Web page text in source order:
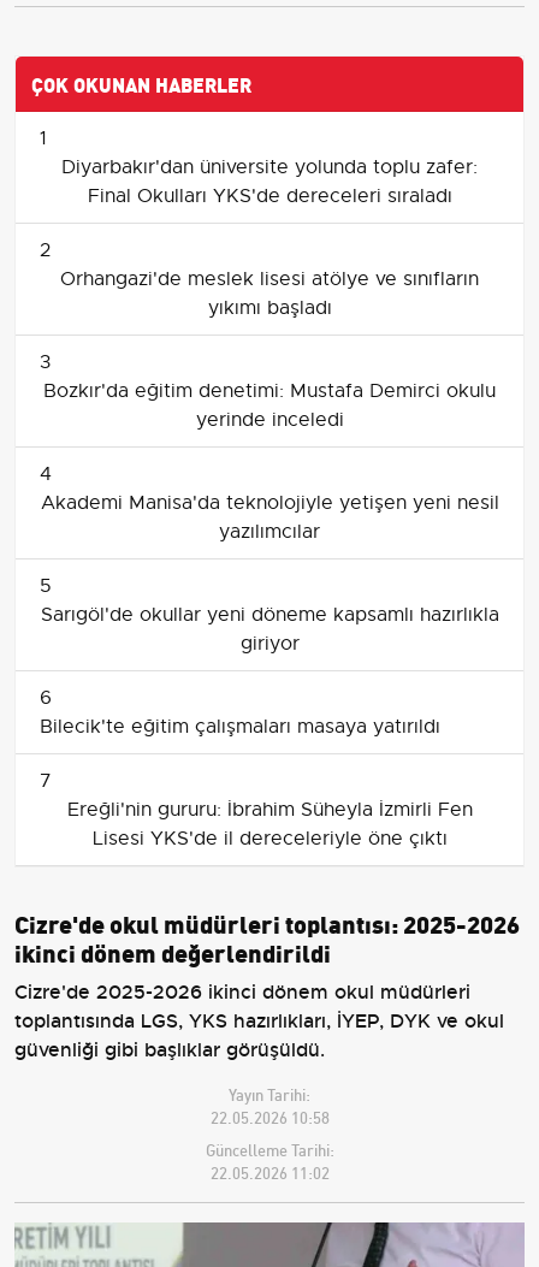
ÇOK OKUNAN HABERLER
1
Diyarbakır'dan üniversite yolunda toplu zafer:
Final Okulları YKS'de dereceleri sıraladı
2
Orhangazi'de meslek lisesi atölye ve sınıfların
yıkımı başladı
3
Bozkır'da eğitim denetimi: Mustafa Demirci okulu
yerinde inceledi
4
Akademi Manisa'da teknolojiyle yetişen yeni nesil
yazılımcılar
5
Sarıgöl'de okullar yeni döneme kapsamlı hazırlıkla
giriyor
6
Bilecik'te eğitim çalışmaları masaya yatırıldı
7
Ereğli'nin gururu: İbrahim Süheyla İzmirli Fen
Lisesi YKS'de il dereceleriyle öne çıktı
Cizre'de okul müdürleri toplantısı: 2025-2026
ikinci dönem değerlendirildi
Cizre'de 2025-2026 ikinci dönem okul müdürleri
toplantısında LGS, YKS hazırlıkları, İYEP, DYK ve okul
güvenliği gibi başlıklar görüşüldü.
Yayın Tarihi:
22.05.2026 10:58
Güncelleme Tarihi:
22.05.2026 11:02